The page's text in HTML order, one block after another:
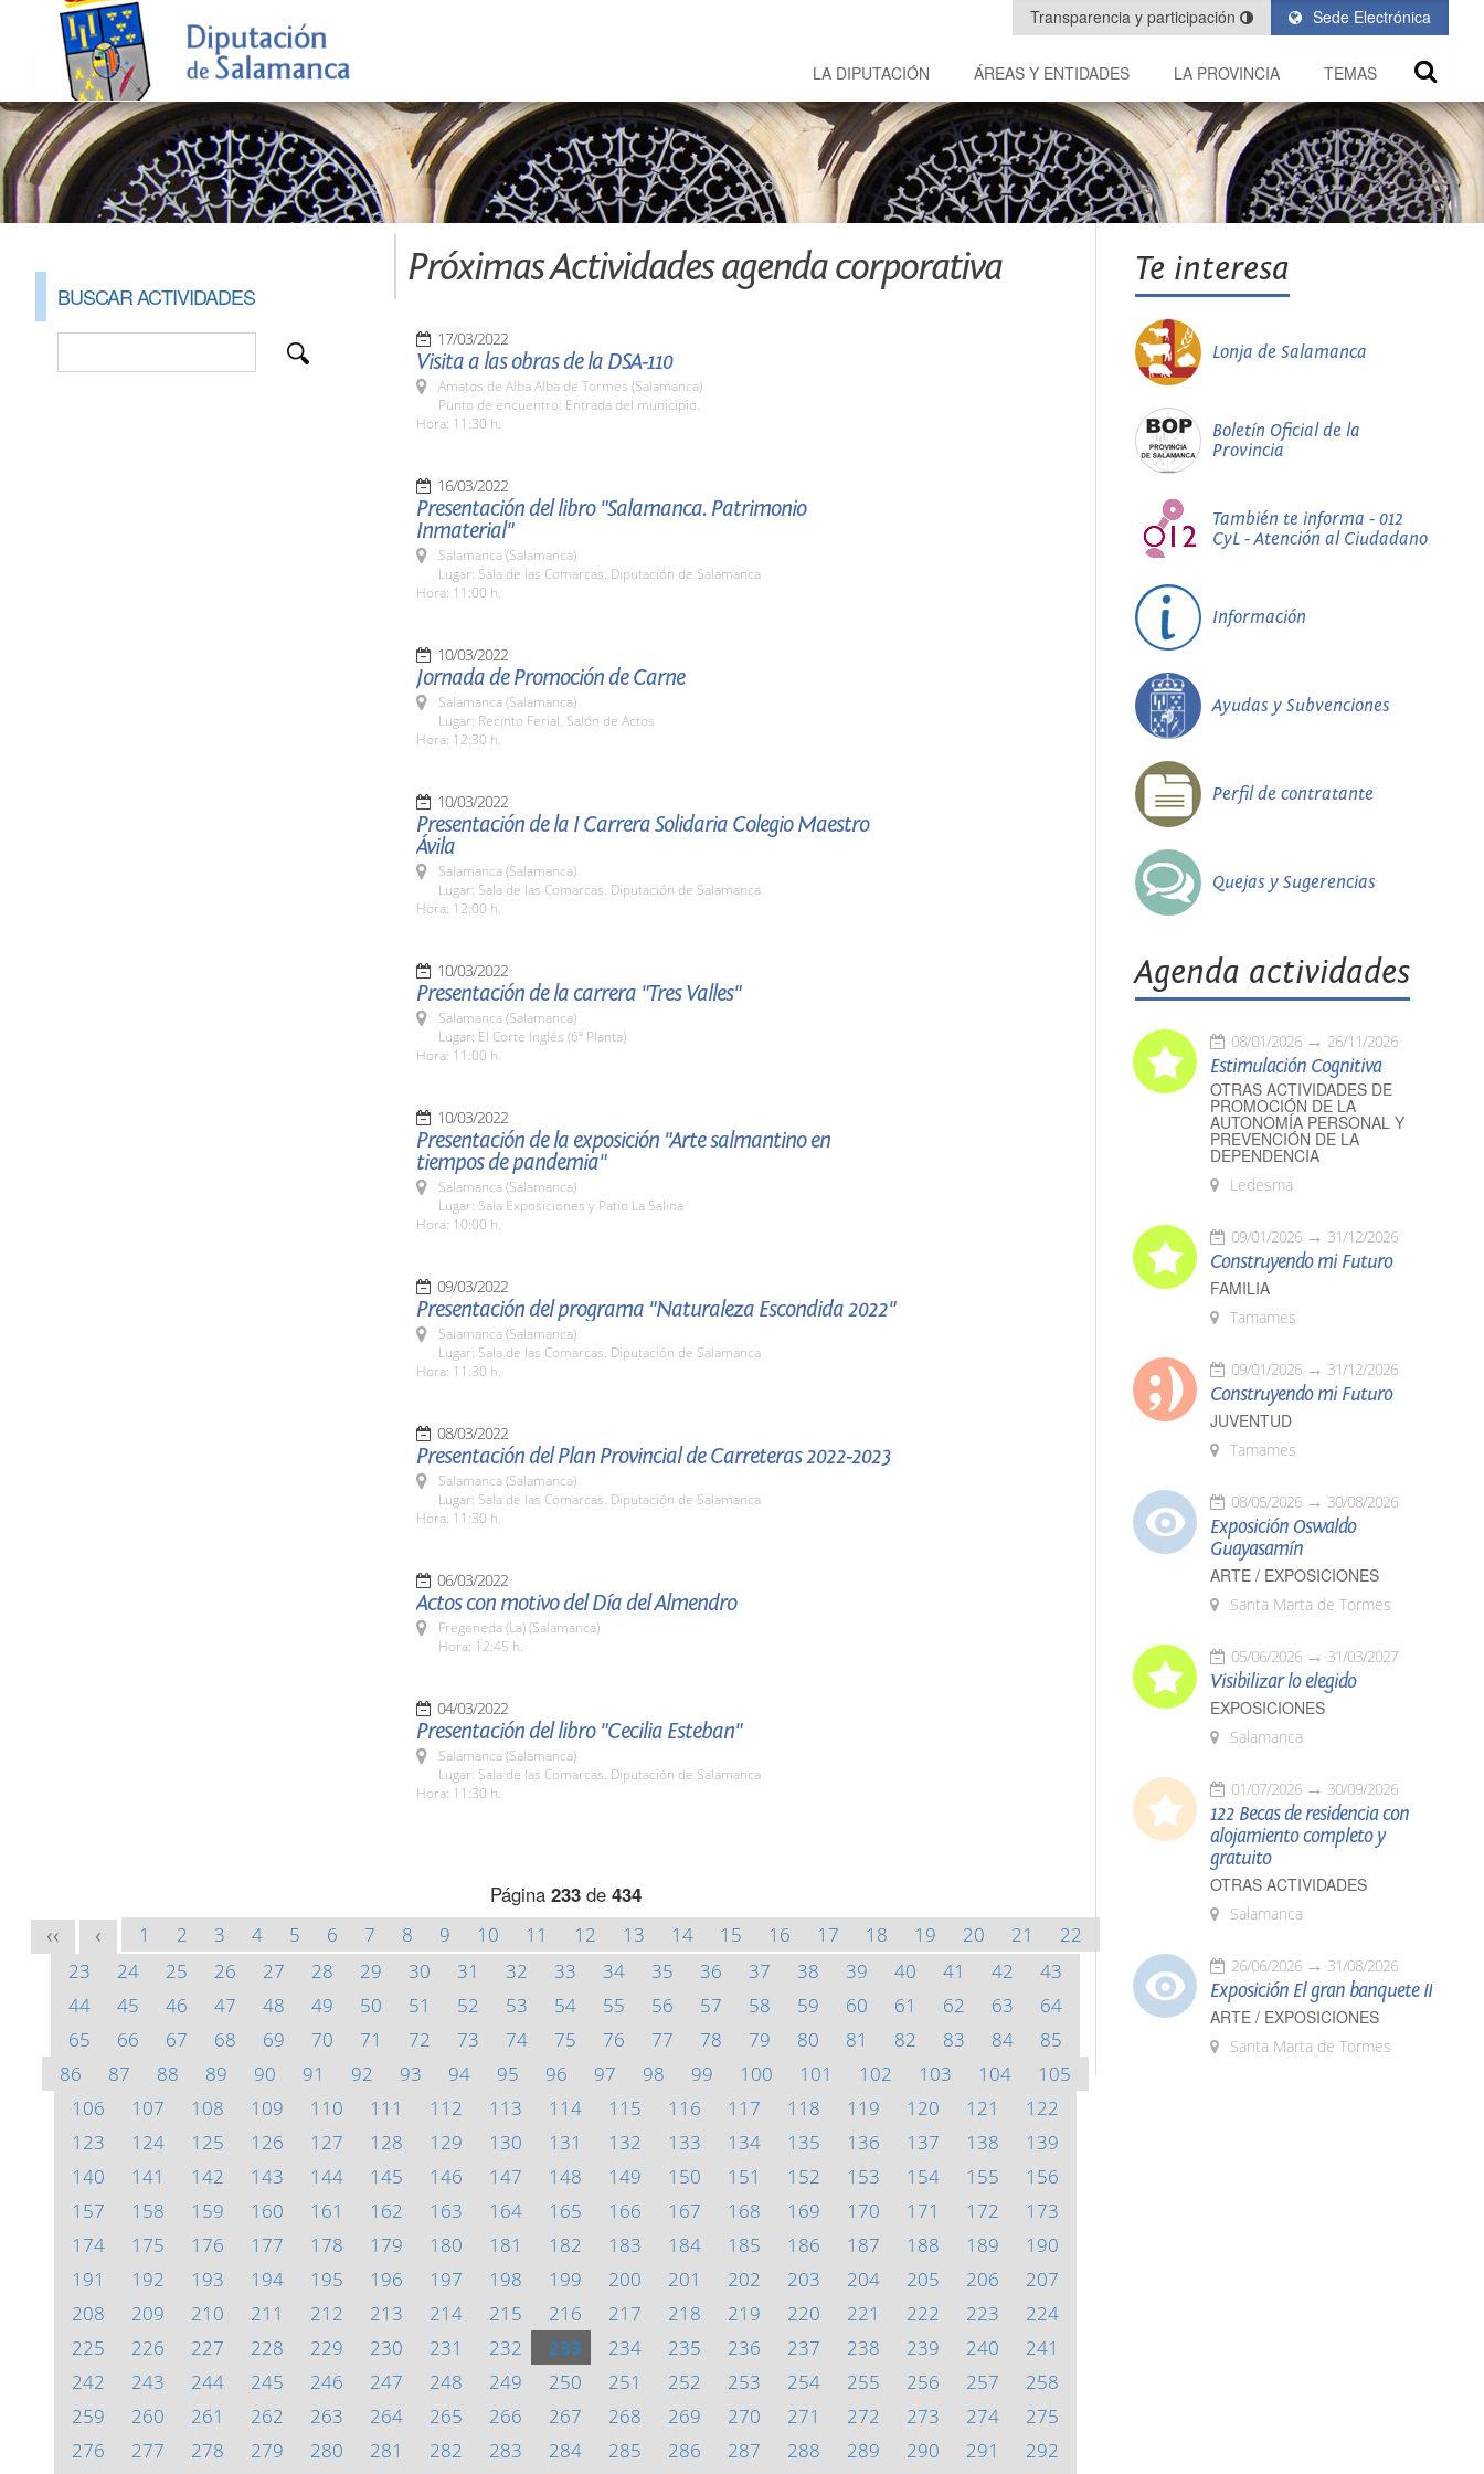
Sede Electrónica
Transparencia y participación
LA DIPUTACIÓN ÁREAS Y ENTIDADES LA PROVINCIA TEMAS
BUSCAR ACTIVIDADES
Próximas Actividades agenda corporativa
17/03/2022
Visita a las obras de la DSA-110
Amatos de Alba Alba de Tormes (Salamanca)
Punto de encuentro: Entrada del municipio.
Hora: 11:30 h.
16/03/2022
Presentación del libro "Salamanca. Patrimonio
Inmaterial"
Salamanca (Salamanca)
Lugar: Sala de las Comarcas. Diputación de Salamanca
Hora: 11:00 h.
10/03/2022
Jornada de Promoción de Carne
Salamanca (Salamanca)
Lugar: Recinto Ferial. Salón de Actos
Hora: 12:30 h.
10/03/2022
Presentación de la I Carrera Solidaria Colegio Maestro
Ávila
Salamanca (Salamanca)
Lugar: Sala de las Comarcas. Diputación de Salamanca
Hora: 12:00 h.
10/03/2022
Presentación de la carrera "Tres Valles"
Salamanca (Salamanca)
Lugar: El Corte Inglés (6ª Planta)
Hora: 11:00 h.
10/03/2022
Presentación de la exposición "Arte salmantino en
tiempos de pandemia"
Salamanca (Salamanca)
Lugar: Sala Exposiciones y Patio La Salina
Hora: 10:00 h.
09/03/2022
Presentación del programa "Naturaleza Escondida 2022"
Salamanca (Salamanca)
Lugar: Sala de las Comarcas. Diputación de Salamanca
Hora: 11:30 h.
08/03/2022
Presentación del Plan Provincial de Carreteras 2022-2023
Salamanca (Salamanca)
Lugar: Sala de las Comarcas. Diputación de Salamanca
Hora: 11:30 h.
06/03/2022
Actos con motivo del Día del Almendro
Fregeneda (La) (Salamanca)
Hora: 12:45 h.
04/03/2022
Presentación del libro "Cecilia Esteban"
Salamanca (Salamanca)
Lugar: Sala de las Comarcas. Diputación de Salamanca
Hora: 11:30 h.
Página 233de 434
<< < 1 2 3 4 5 6 7 8 9 10 11 12 13 14 15 16 17 18 19 20 21
22
23
24 25 26 27 28 29 30 31 32 33 34 35 36 37 38 39 40 41 42
43
44
45 46 47 48 49 50 51 52 53 54 55 56 57 58 59 60 61 62 63
64
65
66 67 68 69 70 71 72 73 74 75 76 77 78 79 80 81 82 83 84
85
86
87 88 89 90 91 92 93 94 95 96 97 98 99 100 101 102 103 104
105
106
107 108 109 110 111 112 113 114 115 116 117 118 119 120 121
122
123
124 125 126 127 128 129 130 131 132 133 134 135 136 137 138
139
140
141 142 143 144 145 146 147 148 149 150 151 152 153 154 155
156
157
158 159 160 161 162 163 164 165 166 167 168 169 170 171 172
173
174
175 176 177 178 179 180 181 182 183 184 185 186 187 188 189
190
191
192 193 194 195 196 197 198 199 200 201 202 203 204 205 206
207
208
209 210 211 212 213 214 215 216 217 218 219 220 221 222 223
224
225
226 227 228 229 230 231 232 233 234 235 236 237 238 239 240
241
242
243 244 245 246 247 248 249 250 251 252 253 254 255 256 257
258
259
260 261 262 263 264 265 266 267 268 269 270 271 272 273 274
275
276
277 278 279 280 281 282 283 284 285 286 287 288 289 290 291
292
Te interesa
Lonja de Salamanca
Boletín Oficial de la
Provincia
También te informa - 012
CyL - Atención al Ciudadano
Información
Ayudas y Subvenciones
Perfil de contratante
Quejas y Sugerencias
Agenda actividades
08/01/2026 26/11/2026
Estimulación Cognitiva
OTRAS ACTIVIDADES DE
PROMOCIÓN DE LA
AUTONOMÍA PERSONAL Y
PREVENCIÓN DE LA
DEPENDENCIA
Ledesma
09/01/2026 31/12/2026
Construyendo mi Futuro
FAMILIA
Tamames
09/01/2026 31/12/2026
Construyendo mi Futuro
JUVENTUD
Tamames
08/05/2026 30/08/2026
Exposición Oswaldo
Guayasamín
ARTE / EXPOSICIONES
Santa Marta de Tormes
05/06/2026 31/03/2027
Visibilizar lo elegido
EXPOSICIONES
Salamanca
01/07/2026 30/09/2026
122 Becas de residencia con
alojamiento completo y
gratuito
OTRAS ACTIVIDADES
Salamanca
26/06/2026 31/08/2026
Exposición El gran banquete II
ARTE / EXPOSICIONES
Santa Marta de Tormes